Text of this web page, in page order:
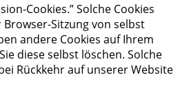
Coo­kies.” Sol­che Coo­kies
Sit­zung von selbst
ande­re Coo­kies auf Ihrem
die­se selbst löschen. Sol­che
Rück­kehr auf unse­rer Web­site